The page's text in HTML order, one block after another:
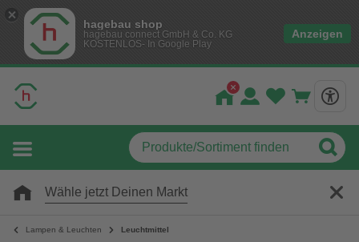
hagebau shop
hagebau connect GmbH & Co. KG
KOSTENLOS- In Google Play
Anzeigen
Wähle jetzt Deinen Markt
Lampen & Leuchten Leuchtmittel